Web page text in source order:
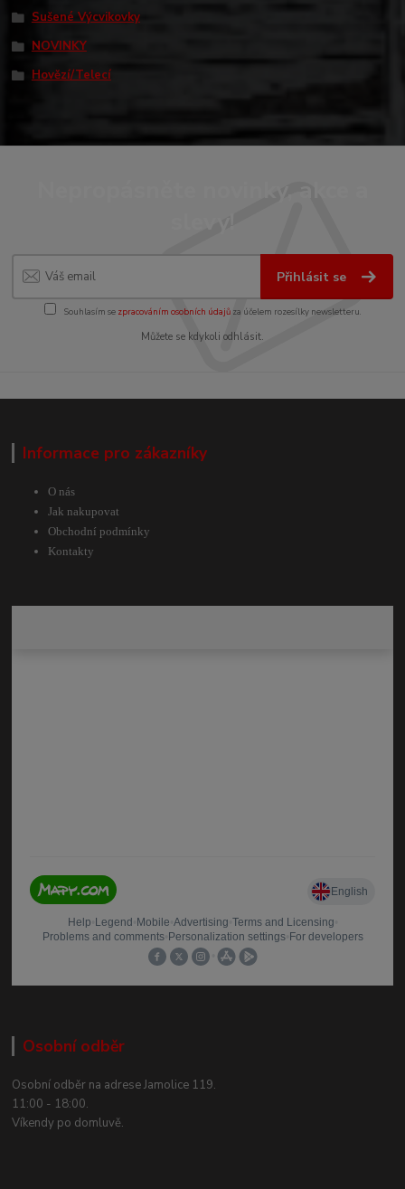
Sušené Výcvikovky
NOVINKY
Hovězí/Telecí
Přihlásit se
Souhlasím se zpracováním osobních údajůza účelem rozesílky newsletteru.
Můžete se kdykoli odhlásit.
Informace pro zákazníky
O nás
Jak nakupovat
Obchodní podmínky
Kontakty
Osobní odběr
Osobní odběr na adrese Jamolice 119.
11:00 - 18:00.
Víkendy po domluvě.